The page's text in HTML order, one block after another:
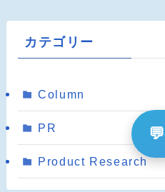
カテゴリー
Column
PR
Product Research
💬